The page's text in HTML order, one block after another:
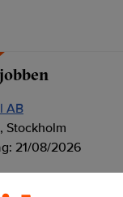
AB
Stockholm
21/08/2026